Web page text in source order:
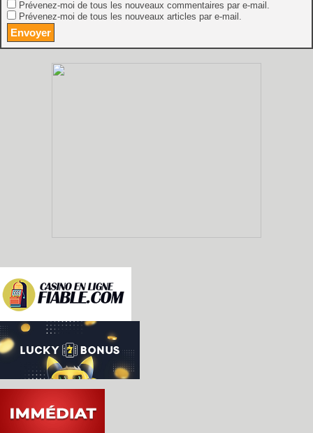
Prévenez-moi de tous les nouveaux commentaires par e-mail.
Prévenez-moi de tous les nouveaux articles par e-mail.